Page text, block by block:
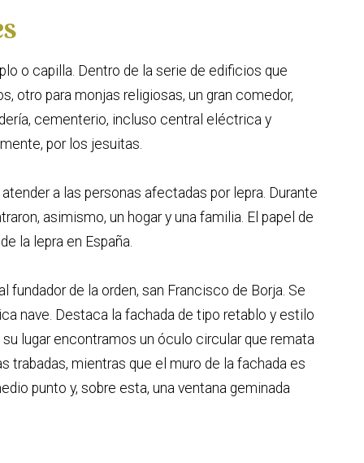
o capilla. Dentro de la serie de edificios que
otro para monjas religiosas, un gran comedor,
cementerio, incluso central eléctrica y
por los jesuitas.
a las personas afectadas por lepra. Durante
asimismo, un hogar y una familia. El papel de
la lepra en España.
de la orden, san Francisco de Borja. Se
nave. Destaca la fachada de tipo retablo y estilo
lugar encontramos un óculo circular que remata
trabadas, mientras que el muro de la fachada es
punto y, sobre esta, una ventana geminada